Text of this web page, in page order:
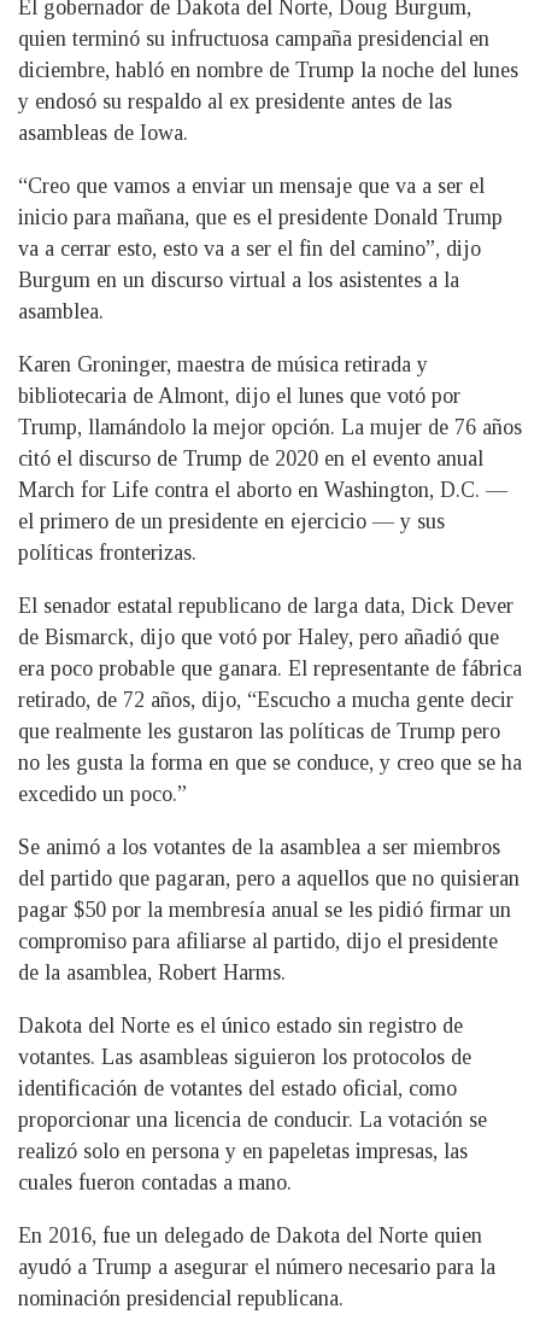
El gobernador de Dakota del Norte, Doug Burgum,
quien terminó su infructuosa campaña presidencial en
diciembre, habló en nombre de Trump la noche del lunes
y endosó su respaldo al ex presidente antes de las
asambleas de Iowa.
“Creo que vamos a enviar un mensaje que va a ser el
inicio para mañana, que es el presidente Donald Trump
va a cerrar esto, esto va a ser el fin del camino”, dijo
Burgum en un discurso virtual a los asistentes a la
asamblea.
Karen Groninger, maestra de música retirada y
bibliotecaria de Almont, dijo el lunes que votó por
Trump, llamándolo la mejor opción. La mujer de 76 años
citó el discurso de Trump de 2020 en el evento anual
March for Life contra el aborto en Washington, D.C. —
el primero de un presidente en ejercicio — y sus
políticas fronterizas.
El senador estatal republicano de larga data, Dick Dever
de Bismarck, dijo que votó por Haley, pero añadió que
era poco probable que ganara. El representante de fábrica
retirado, de 72 años, dijo, “Escucho a mucha gente decir
que realmente les gustaron las políticas de Trump pero
no les gusta la forma en que se conduce, y creo que se ha
excedido un poco.”
Se animó a los votantes de la asamblea a ser miembros
del partido que pagaran, pero a aquellos que no quisieran
pagar $50 por la membresía anual se les pidió firmar un
compromiso para afiliarse al partido, dijo el presidente
de la asamblea, Robert Harms.
Dakota del Norte es el único estado sin registro de
votantes. Las asambleas siguieron los protocolos de
identificación de votantes del estado oficial, como
proporcionar una licencia de conducir. La votación se
realizó solo en persona y en papeletas impresas, las
cuales fueron contadas a mano.
En 2016, fue un delegado de Dakota del Norte quien
ayudó a Trump a asegurar el número necesario para la
nominación presidencial republicana.